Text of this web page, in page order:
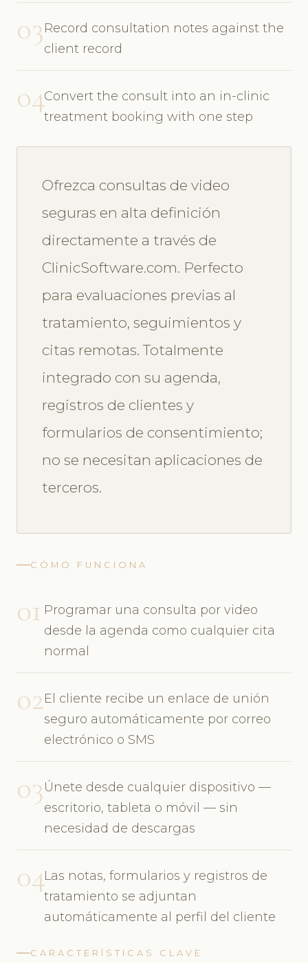
03Record consultation notes against the
client record
04Convert the consult into an in-clinic
treatment booking with one step
Ofrezca consultas de video
seguras en alta definición
directamente a través de
ClinicSoftware.com. Perfecto
para evaluaciones previas al
tratamiento, seguimientos y
citas remotas. Totalmente
integrado con su agenda,
registros de clientes y
formularios de consentimiento;
no se necesitan aplicaciones de
terceros.
CÓMO FUNCIONA
01 Programar una consulta por video
desde la agenda como cualquier cita
normal
02El cliente recibe un enlace de unión
seguro automáticamente por correo
electrónico o SMS
03Únete desde cualquier dispositivo —
escritorio, tableta o móvil — sin
necesidad de descargas
04Las notas, formularios y registros de
tratamiento se adjuntan
automáticamente al perfil del cliente
CARACTERÍSTICAS CLAVE